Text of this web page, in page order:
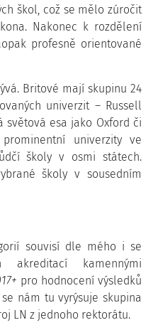
škol, což se mělo zúročit
Nakonec k rozdělení
profesně orientované
Britové mají skupinu 24
univerzit – Russell
světová esa jako Oxford či
univerzity ve
školy v osmi státech.
školy v sousedním
souvisí dle mého i se
akreditací kamennými
pro hodnocení výsledků
nám tu vyrýsuje skupina
LN z jednoho rektorátu.